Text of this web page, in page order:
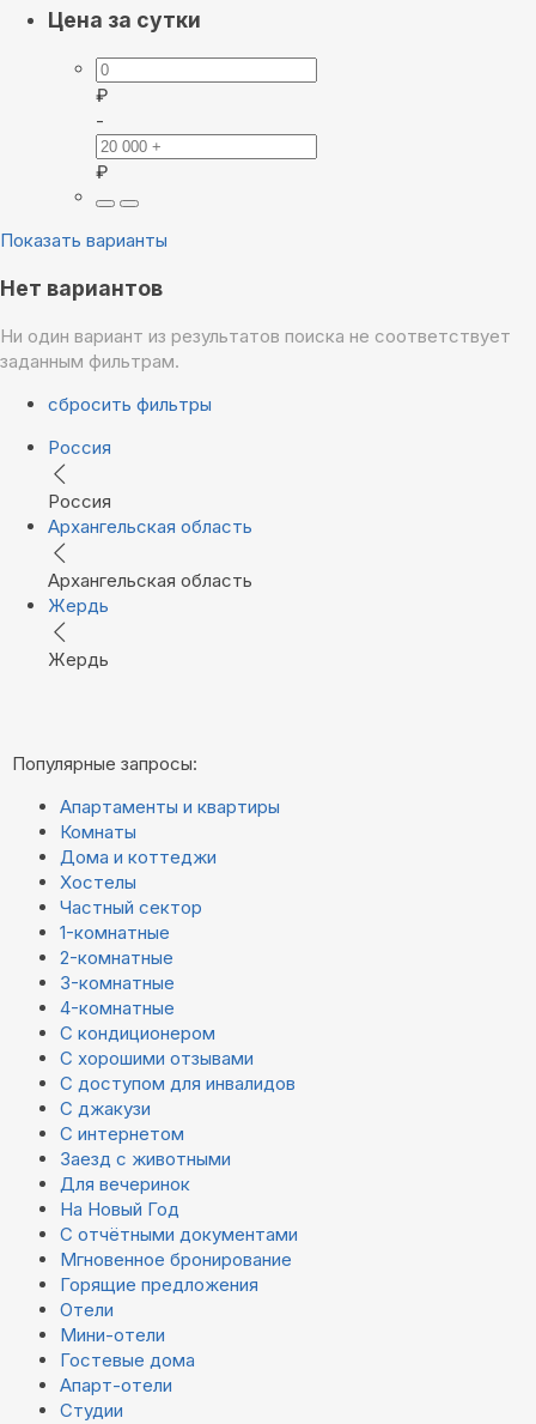
Цена за сутки
₽
-
₽
Показать варианты
Нет вариантов
Ни один вариант из результатов поиска не соответствует
заданным фильтрам.
сбросить фильтры
Россия
Россия
Архангельская область
Архангельская область
Жердь
Жердь
Популярные запросы:
Апартаменты и квартиры
Комнаты
Дома и коттеджи
Хостелы
Частный сектор
1-комнатные
2-комнатные
3-комнатные
4-комнатные
С кондиционером
С хорошими отзывами
С доступом для инвалидов
С джакузи
С интернетом
Заезд с животными
Для вечеринок
На Новый Год
С отчётными документами
Мгновенное бронирование
Горящие предложения
Отели
Мини-отели
Гостевые дома
Апарт-отели
Студии